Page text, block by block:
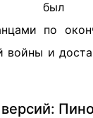
был
по
войны и